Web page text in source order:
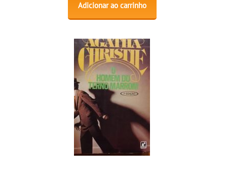
Adicionar ao carrinho